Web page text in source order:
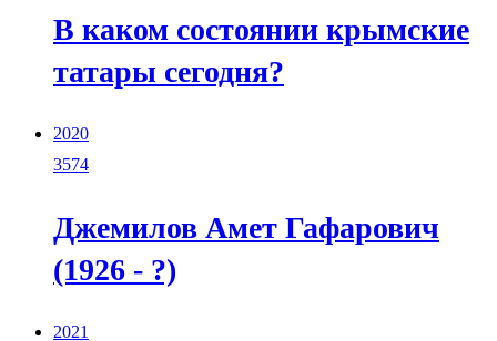
В каком состоянии крымские
татары сегодня?
2020
3574
Джемилов Амет Гафарович
(1926 - ?)
2021